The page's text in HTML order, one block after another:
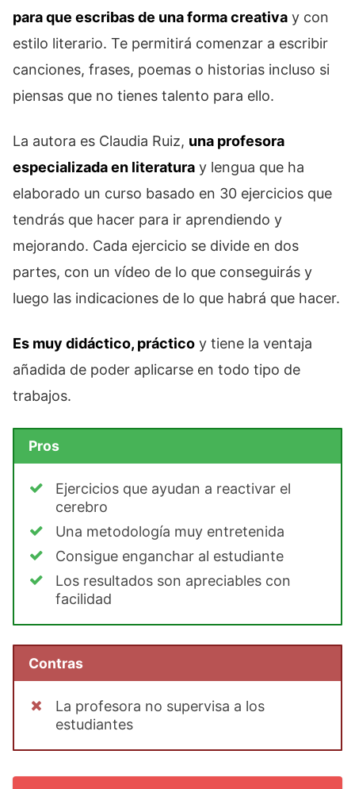
para que escribas de una forma creativa y con
estilo literario. Te permitirá comenzar a escribir
canciones, frases, poemas o historias incluso si
piensas que no tienes talento para ello.
La autora es Claudia Ruiz, una profesora
especializada en literatura y lengua que ha
elaborado un curso basado en 30 ejercicios que
tendrás que hacer para ir aprendiendo y
mejorando. Cada ejercicio se divide en dos
partes, con un vídeo de lo que conseguirás y
luego las indicaciones de lo que habrá que hacer.
Es muy didáctico, práctico y tiene la ventaja
añadida de poder aplicarse en todo tipo de
trabajos.
Pros
Ejercicios que ayudan a reactivar el
cerebro
Una metodología muy entretenida
Consigue enganchar al estudiante
Los resultados son apreciables con
facilidad
Contras
La profesora no supervisa a los
estudiantes